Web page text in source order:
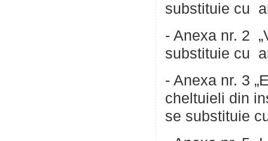
substituie cu
- Anexa nr. 2
substituie cu
- Anexa nr. 3
cheltuieli din
se substituie